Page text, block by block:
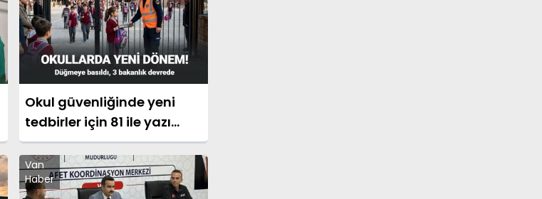
Okul güvenliğinde yeni
tedbirler için 81 ile yazı
gönderildi
Van
Haber